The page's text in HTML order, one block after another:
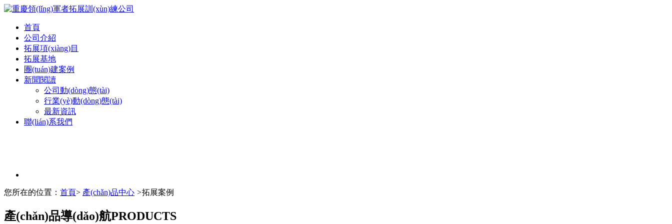
首頁
公司介紹
拓展項(xiàng)目
拓展基地
團(tuán)建案例
新聞閱讀
公司動(dòng)態(tài)
行業(yè)動(dòng)態(tài)
最新資訊
聯(lián)系我們
您所在的位置： 首頁> 產(chǎn)品中心 >拓展案例
產(chǎn)品導(dǎo)航PRODUCTS